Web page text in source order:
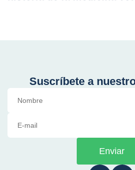
Suscríbete a
Enviar